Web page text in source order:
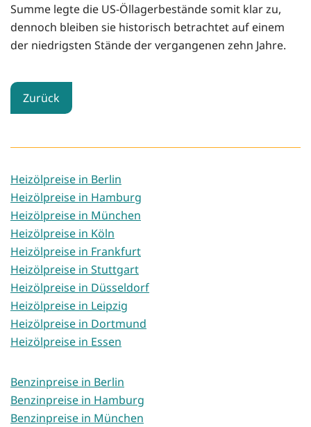
Summe legte die US-Öllagerbestände somit klar zu,
dennoch bleiben sie historisch betrachtet auf einem
der niedrigsten Stände der vergangenen zehn Jahre.
Zurück
Heizölpreise in Berlin
Heizölpreise in Hamburg
Heizölpreise in München
Heizölpreise in Köln
Heizölpreise in Frankfurt
Heizölpreise in Stuttgart
Heizölpreise in Düsseldorf
Heizölpreise in Leipzig
Heizölpreise in Dortmund
Heizölpreise in Essen
Benzinpreise in Berlin
Benzinpreise in Hamburg
Benzinpreise in München